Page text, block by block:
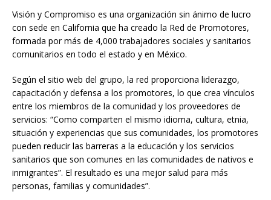
Visión y Compromiso es una organización sin ánimo de lucro
con sede en California que ha creado la Red de Promotores,
formada por más de 4,000 trabajadores sociales y sanitarios
comunitarios en todo el estado y en México.
Según el sitio web del grupo, la red proporciona liderazgo,
capacitación y defensa a los promotores, lo que crea vínculos
entre los miembros de la comunidad y los proveedores de
servicios: “Como comparten el mismo idioma, cultura, etnia,
situación y experiencias que sus comunidades, los promotores
pueden reducir las barreras a la educación y los servicios
sanitarios que son comunes en las comunidades de nativos e
inmigrantes”. El resultado es una mejor salud para más
personas, familias y comunidades”.